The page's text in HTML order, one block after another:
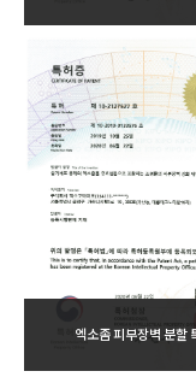
엑소좀 피부장벽 분할